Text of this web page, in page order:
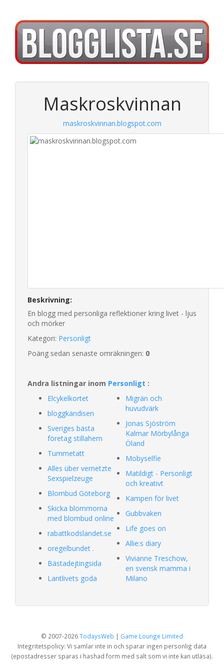
Maskroskvinnan
maskroskvinnan.blogspot.com
Beskrivning:
En blogg med personliga reflektioner kring livet - ljus
och mörker
Kategori: Personligt
Poäng sedan senaste omräkningen: 0
Andra listningar inom Personligt :
Elcykelkortet
bloggkändisen
Sveriges bästa
företag stillahem
Tummetatt
Alles über vernetzte
Sexspielzeuge
Blombud Göteborg
Skicka blommorna
med blombud online
rabattkodslandet.se
oregelbundet .
Bästadejtingsida
Lantlivets goda
Migrän och
huvudvärk
Jonas Sjöström
Kalmar Mörbylånga
Öland
Mobyselfie
Matildigt - Personligt
och kreativt
Kampen för livet
Gubbvaken
Life goes on
Allie:s diary
Vivianne Treschow,
en svensk mamma i
Milano
© 2007-2026TodaysWeb | Game Lounge Limited
Integritetspolicy: Vi samlar inte in och sparar ingen personlig data
(epostadresser sparas i hashad form med salt som vi inte kan utläsa).